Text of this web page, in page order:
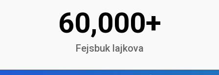
60,000+
Fejsbuk lajkova